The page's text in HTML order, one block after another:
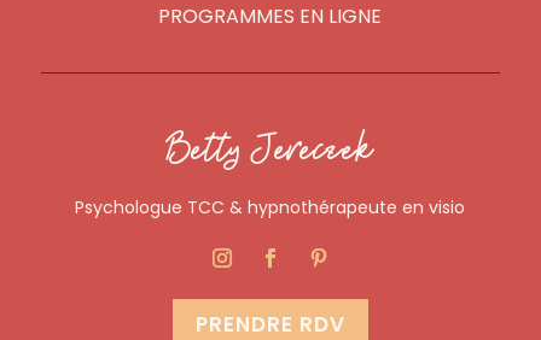
PROGRAMMES EN LIGNE
Betty Jereczek
Psychologue TCC & hypnothérapeute en visio
PRENDRE RDV